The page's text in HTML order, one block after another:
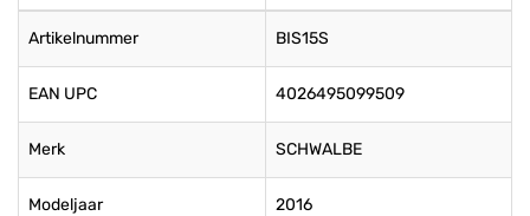
Artikelnummer BIS15S
EAN UPC 4026495099509
Merk SCHWALBE
Modeljaar 2016